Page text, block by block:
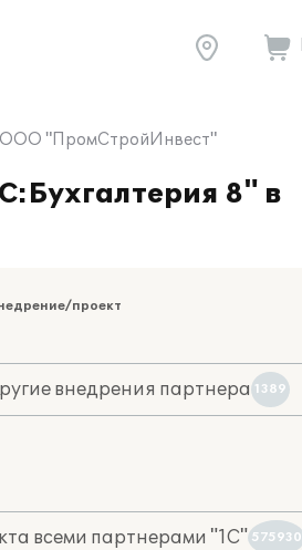
ООО "ПромСтройИнвест"
8" в
проект
внедрения партнера 1389
всеми партнерами "1С" 575930